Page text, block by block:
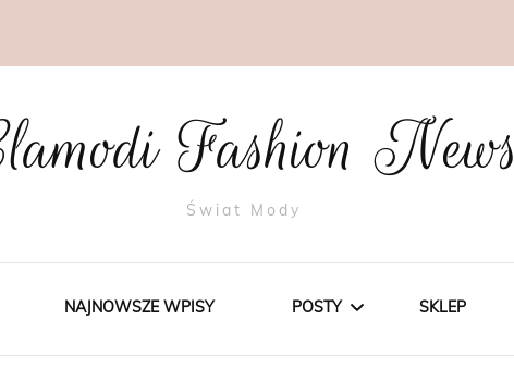
Fashion News
Świat Mody
NAJNOWSZE WPISY POSTY SKLEP